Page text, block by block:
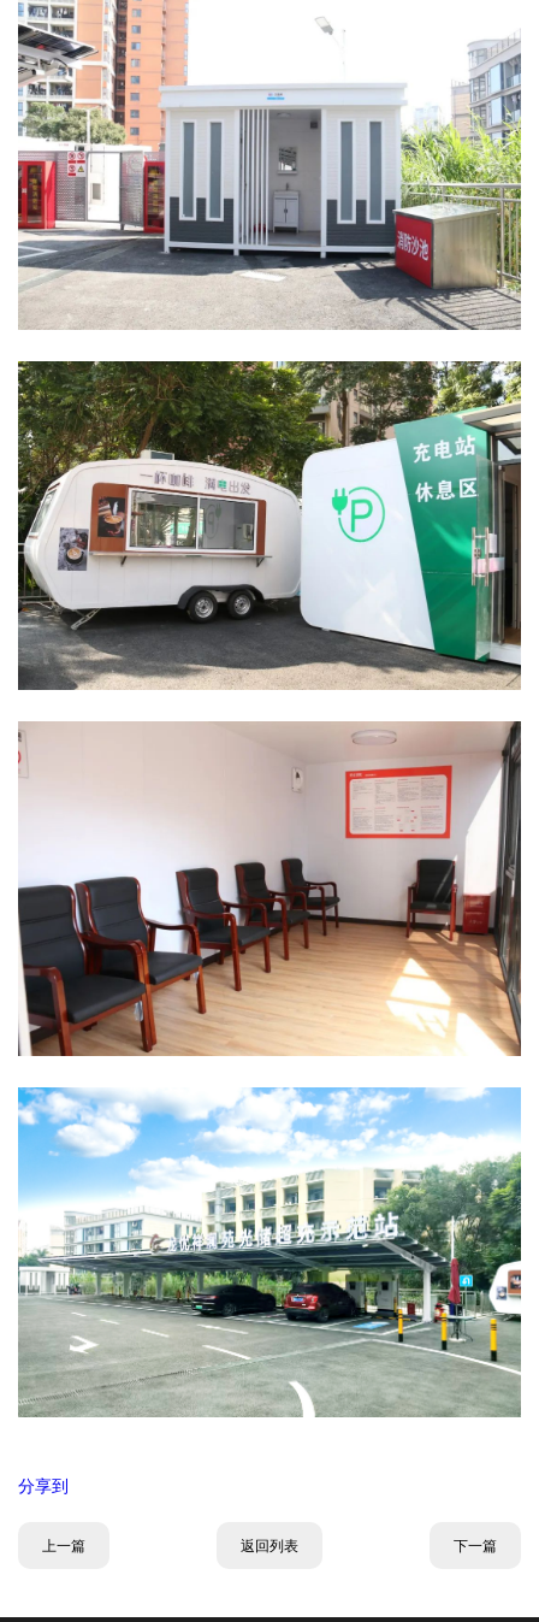
分享到
上一篇 返回列表 下一篇